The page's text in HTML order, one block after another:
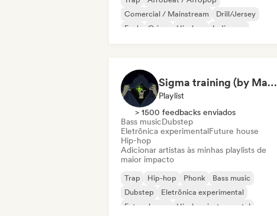
Comercial / Mainstream
Drill/Jersey
Funk
Grime Hip-hop Indie pop
Sigma training (by Mastery Gallery)
Playlist
> 1500 feedbacks enviados
Bass musicDubstep
Eletrônica experimentalFuture house
Hip-hop
Adicionar artistas às minhas playlists de
maior impacto
Trap Hip-hop Phonk
Bass music
Dubstep
Eletrônica experimental
Future house
Hip-hop instrumental